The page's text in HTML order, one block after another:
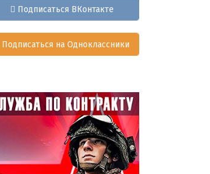
Подписаться ВКонтакте
Подписаться на Одноклассники